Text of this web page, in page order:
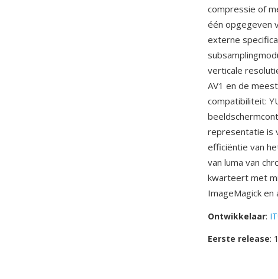
compressie of
één opgegeven
externe
verticale
AV1 en de
compatibiliteit:
representatie is
efficiëntie van
van luma van
kwarteert met
ImageMagick
Ontwikkelaar:
Eerste release: